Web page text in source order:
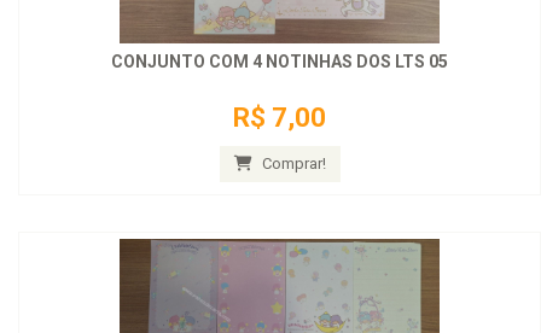
CONJUNTO COM 4 NOTINHAS DOS LTS 05
R$ 7,00
Comprar!